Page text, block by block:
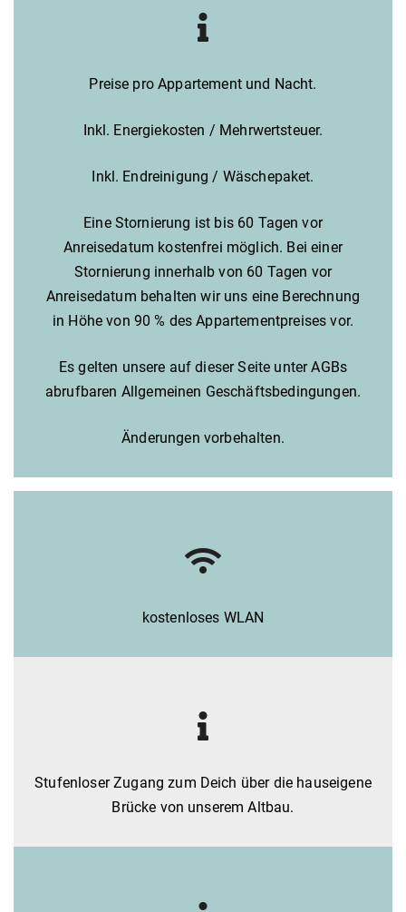
Preise pro Appartement und Nacht.
Inkl. Energiekosten / Mehrwertsteuer.
Inkl. Endreinigung / Wäschepaket.
Eine Stornierung ist bis 60 Tagen vor
Anreisedatum kostenfrei möglich. Bei einer
Stornierung innerhalb von 60 Tagen vor
Anreisedatum behalten wir uns eine Berechnung
in Höhe von 90 % des Appartementpreises vor.
Es gelten unsere auf dieser Seite unter AGBs
abrufbaren Allgemeinen Geschäftsbedingungen.
Änderungen vorbehalten.
kostenloses WLAN
Stufenloser Zugang zum Deich über die hauseigene
Brücke von unserem Altbau.